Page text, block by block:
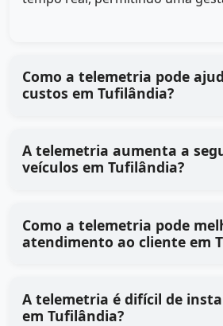
Como a telemetria pode
custos em Tufilândia?
A telemetria aumenta a
veículos em Tufilândia?
Como a telemetria pode
atendimento ao cliente em
A telemetria é difícil de
em Tufilândia?